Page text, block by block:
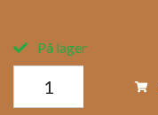
På lager